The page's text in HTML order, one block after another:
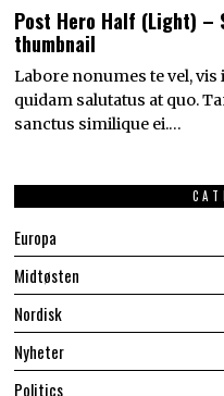
Post Hero Half (Light)
thumbnail
Labore nonumes te vel,
quidam salutatus at quo.
sanctus similique ei.…
Europa
Midtøsten
Nordisk
Nyheter
Politics